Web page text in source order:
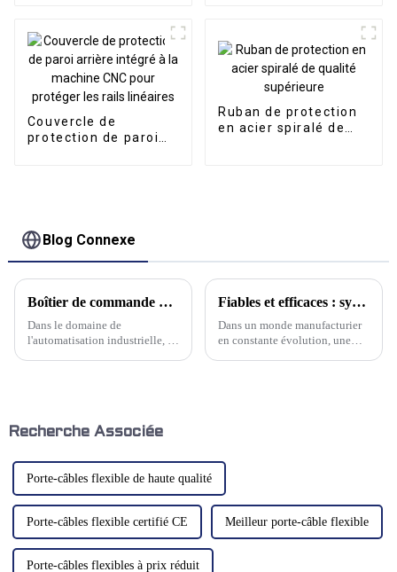
Couvercle de
protection de paroi
Ruban de protection
en acier spiralé de
Blog Connexe
Boîtier de commande d'assemblage en porte-à-faux innovant de Kwlid : une intégration synergique de précision et de contrôle
Dans le domaine de
l'automatisation industrielle, la
cantilever. Ce système
Fiables et efficaces : systèmes de convoyeurs à chaîne hautes performances pour une manutention optimisée des matériaux
Dans un monde manufacturier
en constante évolution, une
Recherche Associée
Porte-câbles flexible de haute qualité
Porte-câbles flexible certifié CE Meilleur porte-câble flexible
Porte-câbles flexibles à prix réduit